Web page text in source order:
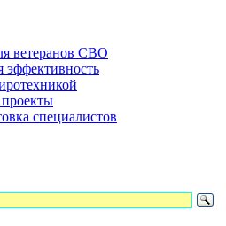
ветеранов СВО
эффективность
специалистов